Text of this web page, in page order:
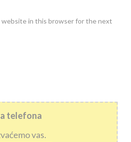
website in this browser for the next
telefona
vas.